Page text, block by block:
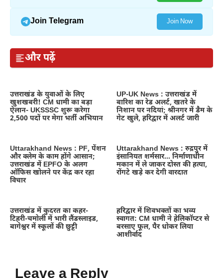
Join Telegram Join Now
और पढ़ें
उत्तराखंड के युवाओं के लिए
खुशखबरी! CM धामी का बड़ा
ऐलान- UKSSSC शुरू करेगा
2,500 पदों पर मेगा भर्ती अभियान
UP-UK News : उत्तराखंड में
बारिश का रेड अलर्ट, खतरे के
निशान पर नदियां; श्रीनगर में डैम के
गेट खुले, हरिद्वार में अलर्ट जारी
Uttarakhand News : PF, पेंशन
और क्लेम के काम होंगे आसान;
उत्तराखंड में EPFO के अलग
ऑफिस खोलने पर केंद्र कर रहा
विचार
Uttarakhand News : रुद्रपुर में
इंसानियत शर्मसार… निर्माणाधीन
मकान में ले जाकर दोस्त की हत्या,
रोंगटे खड़े कर देगी वारदात
उत्तराखंड में कुदरत का कहर-
टिहरी-चमोली में भारी लैंडस्लाइड,
बागेश्वर में स्कूलों की छुट्टी
हरिद्वार में शिवभक्तों का भव्य
स्वागत: CM धामी ने हेलिकॉप्टर से
बरसाए फूल, पैर धोकर लिया
आशीर्वाद